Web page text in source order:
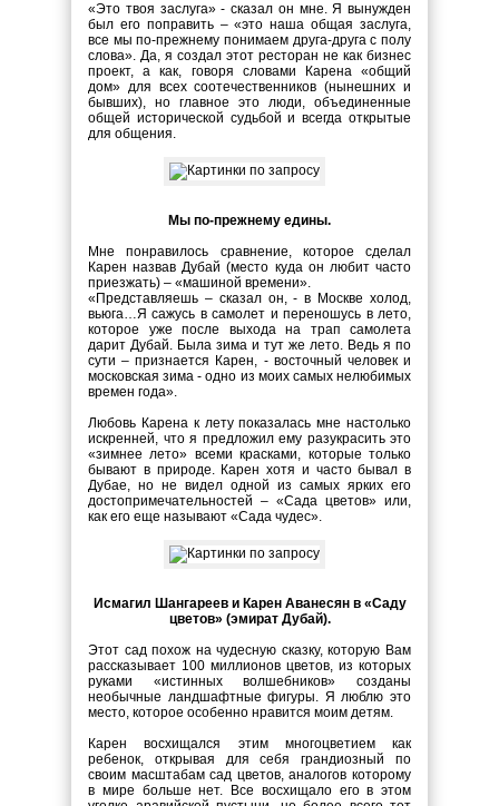
«Это твоя заслуга» - сказал он мне. Я вынужден
был его поправить – «это наша общая заслуга,
все мы по-прежнему понимаем друга-друга с полу
слова». Да, я создал этот ресторан не как бизнес
проект, а как, говоря словами Карена «общий
дом» для всех соотечественников (нынешних и
бывших), но главное это люди, объединенные
общей исторической судьбой и всегда открытые
для общения.
Мы по-прежнему едины.
Мне понравилось сравнение, которое сделал
Карен назвав Дубай (место куда он любит часто
приезжать) – «машиной времени».
«Представляешь – сказал он, - в Москве холод,
вьюга…Я сажусь в самолет и переношусь в лето,
которое уже после выхода на трап самолета
дарит Дубай. Была зима и тут же лето. Ведь я по
сути – признается Карен, - восточный человек и
московская зима - одно из моих самых нелюбимых
времен года».
Любовь Карена к лету показалась мне настолько
искренней, что я предложил ему разукрасить это
«зимнее лето» всеми красками, которые только
бывают в природе. Карен хотя и часто бывал в
Дубае, но не видел одной из самых ярких его
достопримечательностей – «Сада цветов» или,
как его еще называют «Сада чудес».
Исмагил Шангареев и Карен Аванесян в «Саду
цветов» (эмират Дубай).
Этот сад похож на чудесную сказку, которую Вам
рассказывает 100 миллионов цветов, из которых
руками «истинных волшебников» созданы
необычные ландшафтные фигуры. Я люблю это
место, которое особенно нравится моим детям.
Карен восхищался этим многоцветием как
ребенок, открывая для себя грандиозный по
своим масштабам сад цветов, аналогов которому
в мире больше нет. Все восхищало его в этом